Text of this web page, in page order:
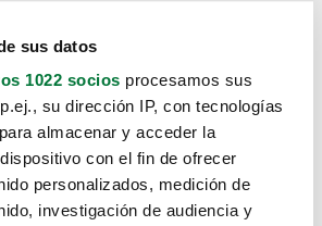
sus datos
1022 socios procesamos sus
su dirección IP, con tecnologías
almacenar y acceder la
con el fin de ofrecer
personalizados, medición de
investigación de audiencia y
no sabemos como
hasta aquí.